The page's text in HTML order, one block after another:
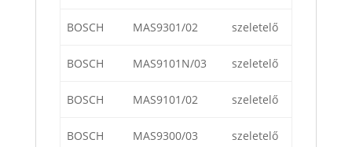
BOSCH MAS9301/02 szeletelő
BOSCH MAS9101N/03 szeletelő
BOSCH MAS9101/02 szeletelő
BOSCH MAS9300/03 szeletelő